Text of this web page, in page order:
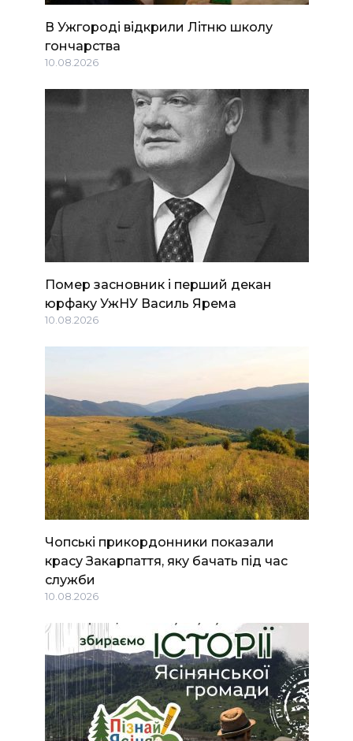
В Ужгороді відкрили Літню школу
гончарства
10.08.2026
Помер засновник і перший декан
юрфаку УжНУ Василь Ярема
10.08.2026
Чопські прикордонники показали
красу Закарпаття, яку бачать під час
служби
10.08.2026